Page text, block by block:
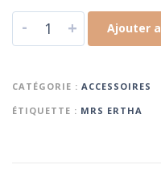
- + Ajouter
CATÉGORIE : ACCESSOIRES
ÉTIQUETTE : MRS ERTHA